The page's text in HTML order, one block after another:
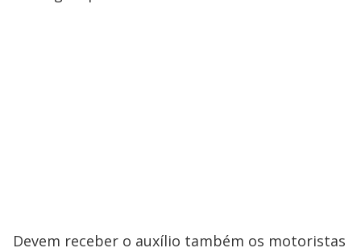
Devem receber o auxílio também os motoristas